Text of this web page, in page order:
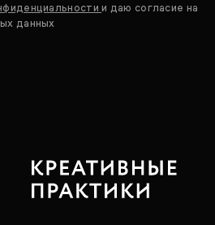
и даю согласие на
данных